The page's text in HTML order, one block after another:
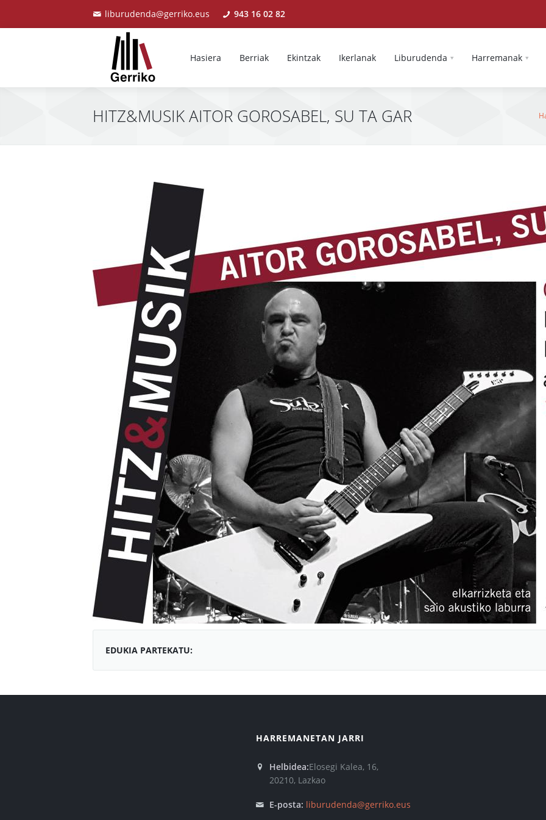
liburudenda@gerriko.eus 943 16 02 82
Hasiera Berriak Ekintzak Ikerlanak Liburudenda Harremanak
HITZ&MUSIK AITOR GOROSABEL, SU TA GAR
EDUKIA PARTEKATU:
HARREMANETAN JARRI
Helbidea:Elosegi Kalea, 16,
20210, Lazkao
E-posta: liburudenda@gerriko.eus